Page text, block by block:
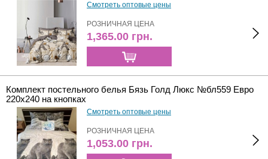
Смотреть оптовые цены
РОЗНИЧНАЯ ЦЕНА
1,365.00 грн.
Комплект постельного белья Бязь Голд Люкс №бл559 Евро
220х240 на кнопках
Смотреть оптовые цены
РОЗНИЧНАЯ ЦЕНА
1,053.00 грн.